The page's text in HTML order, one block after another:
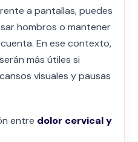
a pantallas, puedes
hombros o mantener
En ese contexto,
más útiles si
visuales y pausas
entre dolor cervical y